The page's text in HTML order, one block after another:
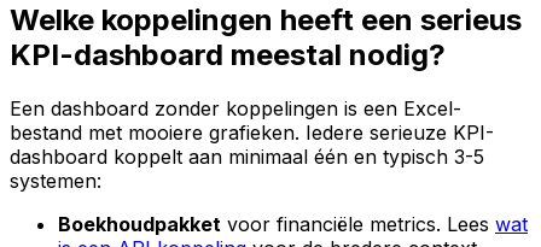
Welke koppelingen heeft een serieus
KPI-dashboard meestal nodig?
Een dashboard zonder koppelingen is een Excel-
bestand met mooiere grafieken. Iedere serieuze KPI-
dashboard koppelt aan minimaal één en typisch 3-5
systemen:
Boekhoudpakket voor financiële metrics. Lees wat